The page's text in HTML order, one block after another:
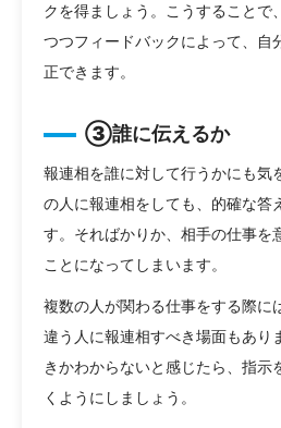
クを得ましょう。こうすることで
つつフィードバックによって、自
正できます。
③誰に伝えるか
報連相を誰に対して行うかにも気
の人に報連相をしても、的確な答
す。そればかりか、相手の仕事を
ことになってしまいます。
複数の人が関わる仕事をする際に
違う人に報連相すべき場面もあり
きかわからないと感じたら、指示
くようにしましょう。